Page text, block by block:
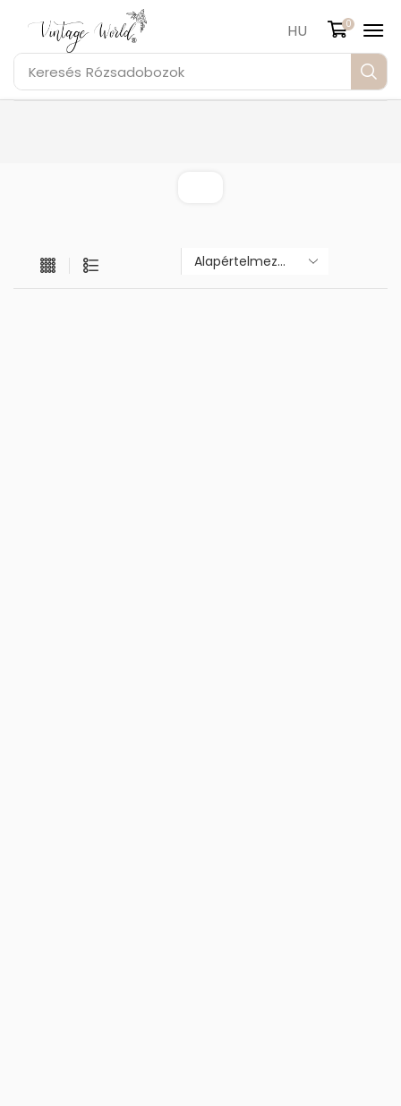
Keresés Rózsadobozok
HU 0